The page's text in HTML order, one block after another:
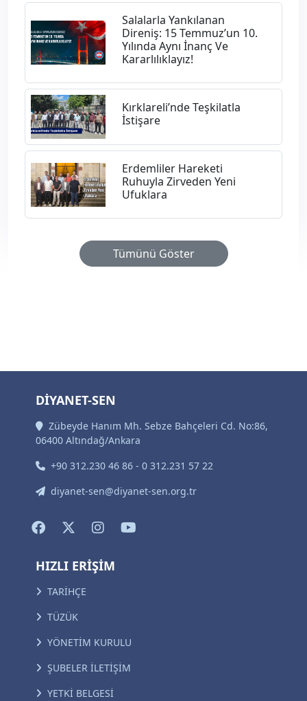
Salalarla Yankılanan
Direniş: 15 Temmuz’un 10.
Yılında Aynı İnanç Ve
Kararlılıklayız!
Kırklareli’nde Teşkilatla
İstişare
Erdemliler Hareketi
Ruhuyla Zirveden Yeni
Ufuklara
Tümünü Göster
DİYANET-SEN
Zübeyde Hanım Mh. Sebze Bahçeleri Cd. No:86,
06400 Altındağ/Ankara
+90 312.230 46 86 - 0 312.231 57 22
diyanet-sen@diyanet-sen.org.tr
HIZLI ERİŞİM
TARİHÇE
TÜZÜK
YÖNETİM KURULU
ŞUBELER İLETİŞİM
YETKİ BELGESİ